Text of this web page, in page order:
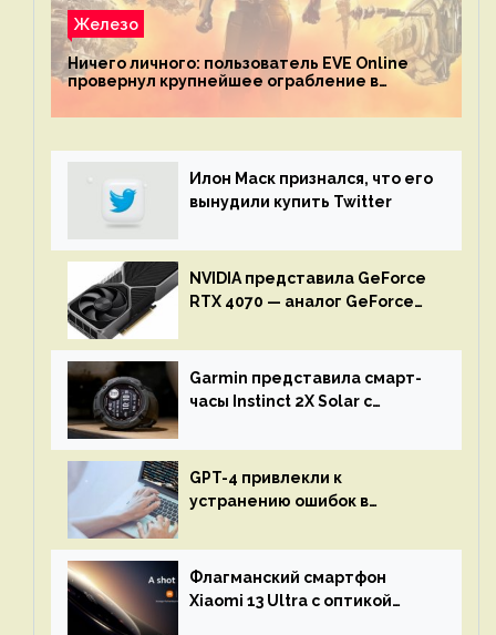
Железо
Ничего личного: пользователь EVE Online
провернул крупнейшее ограбление в
механике
Илон Маск признался, что его
вынудили купить Twitter
NVIDIA представила GeForce
RTX 4070 — аналог GeForce
Garmin представила смарт-
часы Instinct 2X Solar с
GPT-4 привлекли к
устранению ошибок в
остановится до полного
восстановления кода и
объяснит, что пошло не так
Флагманский смартфон
Xiaomi 13 Ultra с оптикой